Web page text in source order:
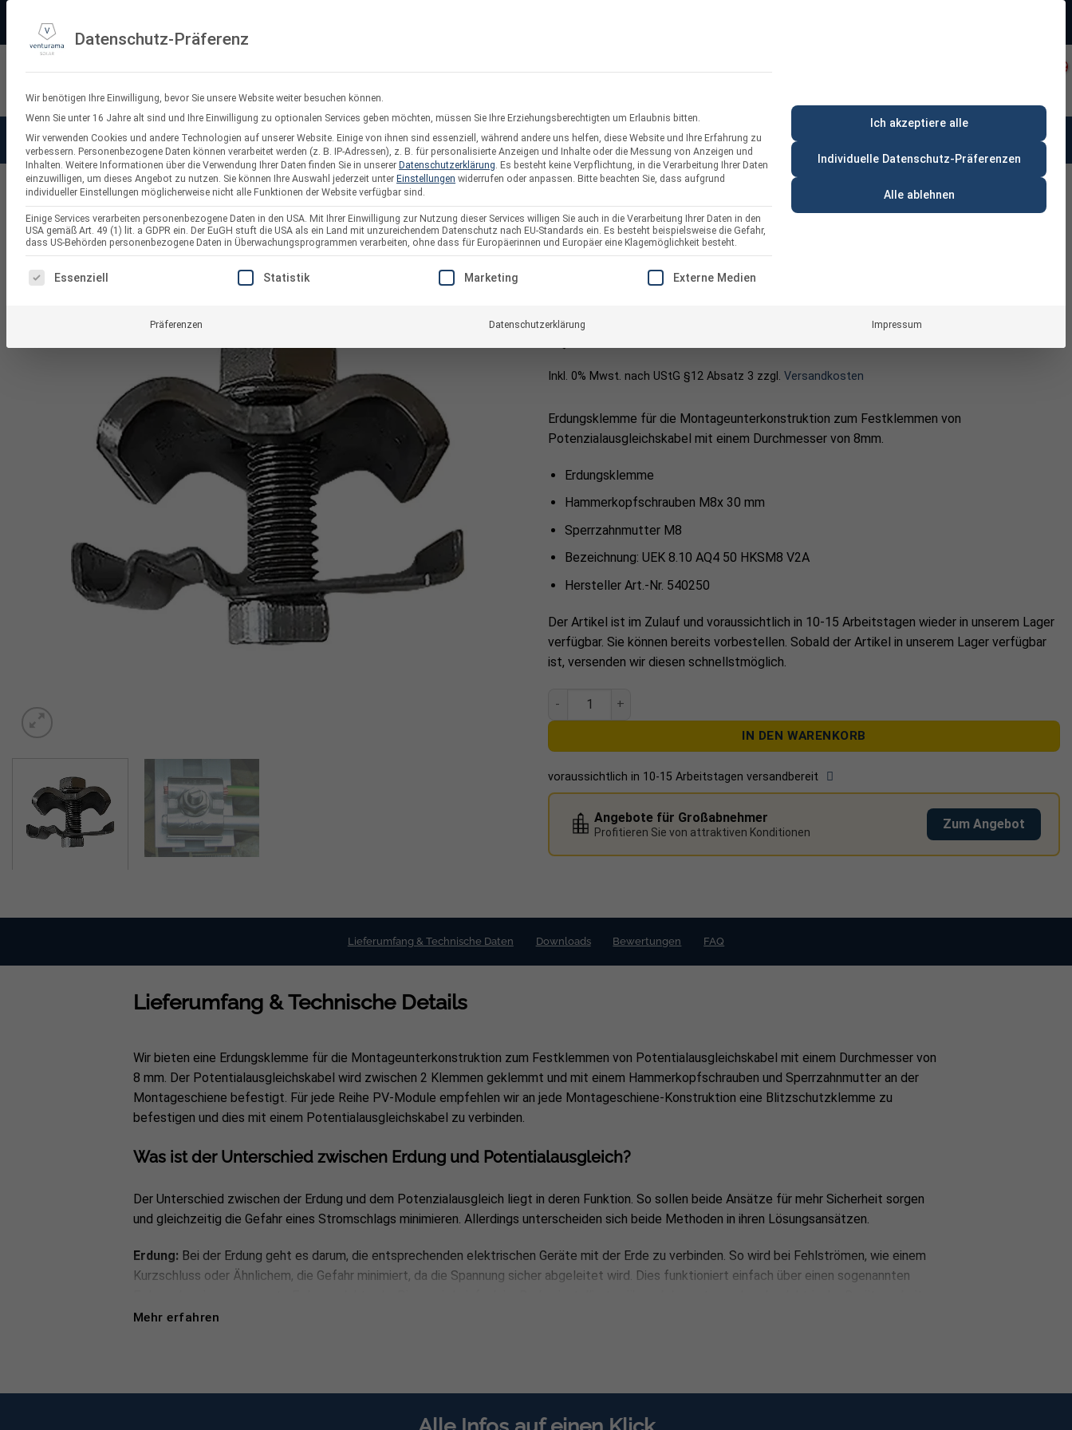
springen
PV-3D-Planungstool
Suchen
Solaranlagen Balkonkraftwerke Solarzaun & Fassade Unterkonstruktion Planung & Beratung
PV Zubehör für Solaranlagen
Erdungsklemme Dehn
3015
4,32
Inkl. 0% Mwst. nach UStG §12 Absatz 3 zzgl. Versandkosten
Erdungsklemme für die Montageunterkonstruktion zum Festklemmen von
Potenzialausgleichskabel mit einem Durchmesser von 8mm.
Erdungsklemme
Hammerkopfschrauben M8x 30 mm
Sperrzahnmutter M8
Bezeichnung: UEK 8.10 AQ4 50 HKSM8 V2A
Hersteller Art.-Nr. 540250
Der Artikel ist im Zulauf und voraussichtlich in 10-15 Arbeitstagen wieder in unserem Lager
verfügbar. Sie können bereits vorbestellen. Sobald der Artikel in unserem Lager verfügbar
ist, versenden wir diesen schnellstmöglich.
Erdungsklemme Dehn Menge
IN DEN WARENKORB
voraussichtlich in 10-15 Arbeitstagen versandbereit
Angebote für Großabnehmer
Profitieren Sie von attraktiven Konditionen
Zum Angebot
Lieferumfang & Technische Daten Downloads Bewertungen FAQ
Lieferumfang & Technische Details
Wir bieten eine Erdungsklemme für die Montageunterkonstruktion zum Festklemmen von Potentialausgleichskabel mit einem Durchmesser von
8 mm. Der Potentialausgleichskabel wird zwischen 2 Klemmen geklemmt und mit einem Hammerkopfschrauben und Sperrzahnmutter an der
Montageschiene befestigt. Für jede Reihe PV-Module empfehlen wir an jede Montageschiene-Konstruktion eine Blitzschutzklemme zu
befestigen und dies mit einem Potentialausgleichskabel zu verbinden.
Was ist der Unterschied zwischen Erdung und Potentialausgleich?
Der Unterschied zwischen der Erdung und dem Potenzialausgleich liegt in deren Funktion. So sollen beide Ansätze für mehr Sicherheit sorgen
und gleichzeitig die Gefahr eines Stromschlags minimieren. Allerdings unterscheiden sich beide Methoden in ihren Lösungsansätzen.
Erdung: Bei der Erdung geht es darum, die entsprechenden elektrischen Geräte mit der Erde zu verbinden. So wird bei Fehlströmen, wie einem
Kurzschluss oder Ähnlichem, die Gefahr minimiert, da die Spannung sicher abgeleitet wird. Dies funktioniert einfach über einen sogenannten
verbunden wird.
Mehr erfahren
Datenschutz-Präferenz
Wir benötigen Ihre Einwilligung, bevor Sie unsere Website weiter besuchen können.
Wenn Sie unter 16 Jahre alt sind und Ihre Einwilligung zu optionalen Services geben möchten, müssen Sie Ihre Erziehungsberechtigten um Erlaubnis bitten.
Wir verwenden Cookies und andere Technologien auf unserer Website. Einige von ihnen sind essenziell, während andere uns helfen, diese Website und Ihre Erfahrung zu
verbessern. Personenbezogene Daten können verarbeitet werden (z. B. IP-Adressen), z. B. für personalisierte Anzeigen und Inhalte oder die Messung von Anzeigen und
Inhalten. Weitere Informationen über die Verwendung Ihrer Daten finden Sie in unserer Datenschutzerklärung. Es besteht keine Verpflichtung, in die Verarbeitung Ihrer Daten
einzuwilligen, um dieses Angebot zu nutzen. Sie können Ihre Auswahl jederzeit unter Einstellungen widerrufen oder anpassen. Bitte beachten Sie, dass aufgrund
individueller Einstellungen möglicherweise nicht alle Funktionen der Website verfügbar sind.
Einige Services verarbeiten personenbezogene Daten in den USA. Mit Ihrer Einwilligung zur Nutzung dieser Services willigen Sie auch in die Verarbeitung Ihrer Daten in den
USA gemäß Art. 49 (1) lit. a GDPR ein. Der EuGH stuft die USA als ein Land mit unzureichendem Datenschutz nach EU-Standards ein. Es besteht beispielsweise die Gefahr,
dass US-Behörden personenbezogene Daten in Überwachungsprogrammen verarbeiten, ohne dass für Europäerinnen und Europäer eine Klagemöglichkeit besteht.
ES FOLGT EINE LISTE DER SERVICE-GRUPPEN, FÜR DIE EINE EINWILLIGUNG ERTEILT WERDEN KANN. DIE ERSTE SERVICE-GRUPPE IST ESSENZIELL UND KANN NICHT
Essenziell Statistik Marketing Externe Medien
Ich akzeptiere alle
Individuelle Datenschutz-Präferenzen
Alle ablehnen
Präferenzen Datenschutzerklärung Impressum